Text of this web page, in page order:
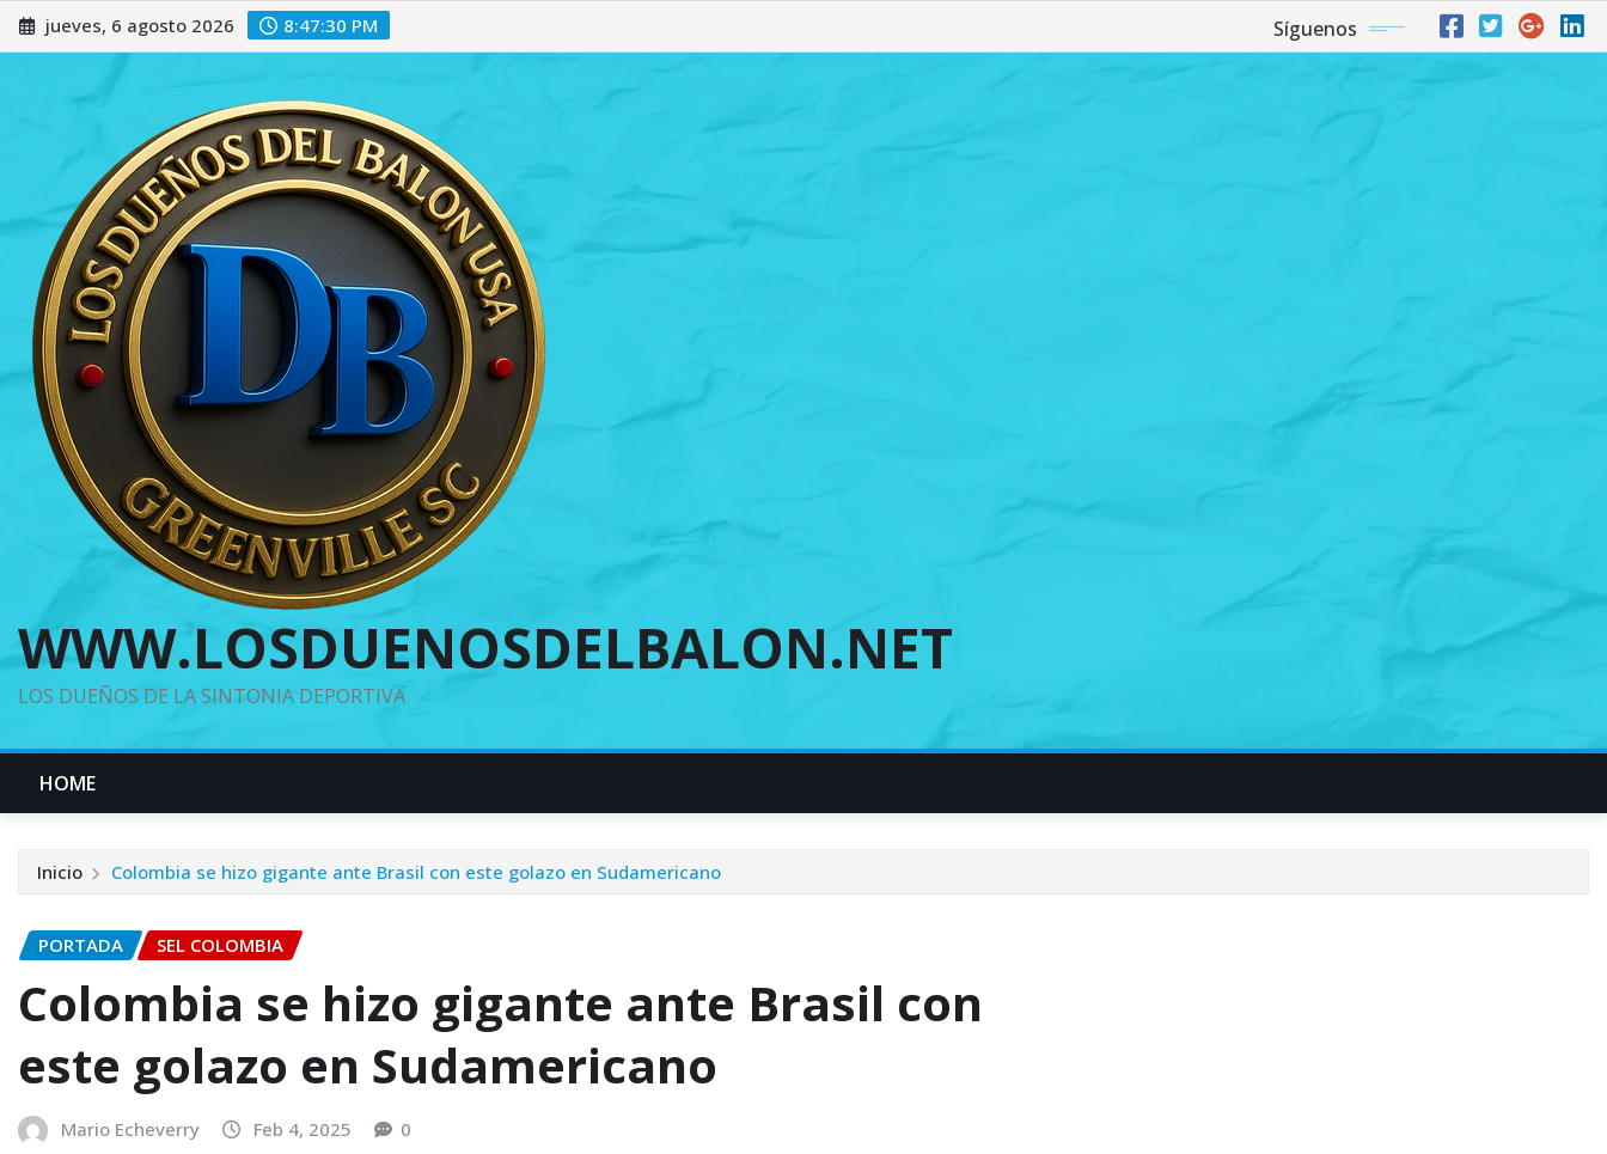
Saltar
al
jueves, 6 agosto 2026 8:47:31 PM Síguenos
WWW.LOSDUENOSDELBALON.NET
LOS DUEÑOS DE LA SINTONIA DEPORTIVA
HOME
Inicio Colombia se hizo gigante ante Brasil con este golazo en Sudamericano
PORTADA SEL COLOMBIA
Colombia se hizo gigante ante Brasil con
este golazo en Sudamericano
Mario Echeverry Feb 4, 2025 0